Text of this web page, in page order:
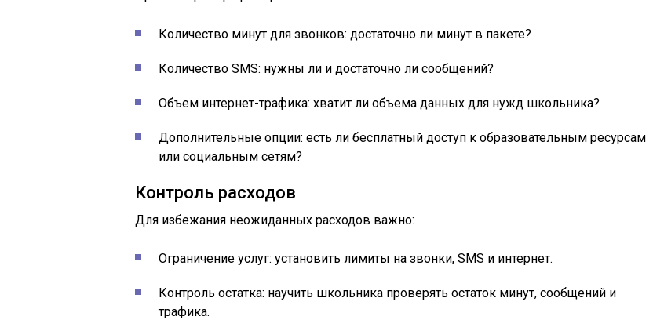
Количество минут для звонков: достаточно ли минут в пакете?
Количество SMS: нужны ли и достаточно ли сообщений?
Объем интернет-трафика: хватит ли объема данных для нужд школьника?
Дополнительные опции: есть ли бесплатный доступ к образовательным ресурсам
или социальным сетям?
Контроль расходов
Для избежания неожиданных расходов важно:
Ограничение услуг: установить лимиты на звонки, SMS и интернет.
Контроль остатка: научить школьника проверять остаток минут, сообщений и
трафика.